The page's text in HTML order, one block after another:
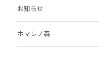
お知らせ
ホマレノ森